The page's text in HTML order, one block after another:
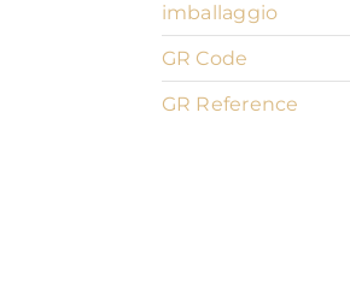
imballaggio
GR Code
GR Reference